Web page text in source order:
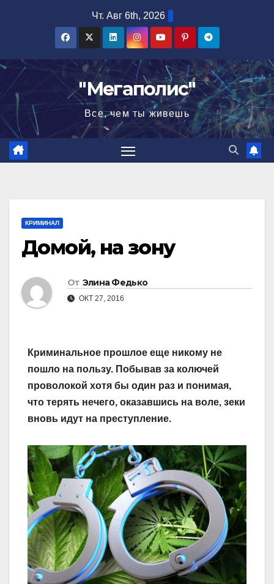
Чт. Авг 6th, 2026
"Мегаполис"
Все, чем ты живешь
КРИМИНАЛ
Домой, на зону
От Элина Федько
ОКТ 27, 2016
Криминальное прошлое еще никому не
пошло на пользу. Побывав за колючей
проволокой хотя бы один раз и понимая,
что терять нечего, оказавшись на воле, зеки
вновь идут на преступление.